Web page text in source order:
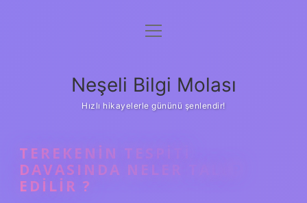
Anasayfa
Yasal Uyarı
menüyü
Neşeli Bilgi Molası
Hızlı hikayelerle gününü şenlendir!
TEREKENIN TESPITI
DAVASINDA NELER TALEP
EDILIR ?